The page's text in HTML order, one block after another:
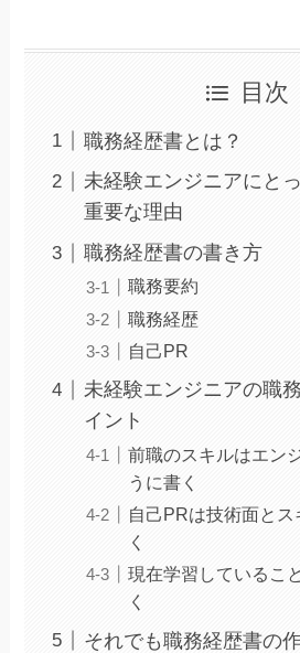
目次
職務経歴書とは？
未経験エンジニアにと
重要な理由
職務経歴書の書き方
職務要約
職務経歴
自己PR
未経験エンジニアの職
イント
前職のスキルはエン
うに書く
自己PRは技術面と
く
現在学習しているこ
く
それでも職務経歴書の